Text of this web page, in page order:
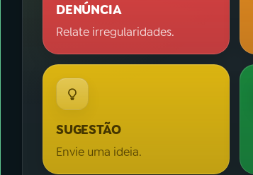
DENÚNCIA
Relate irregularidades.
SUGESTÃO
Envie uma ideia.